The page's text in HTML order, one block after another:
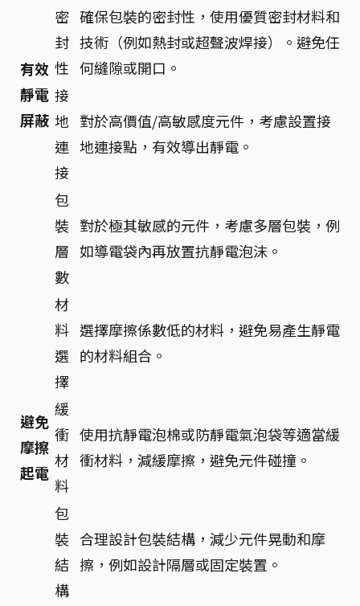
有效
靜電
屏蔽
密
封
性
確保包裝的密封性，使用優質密封材料和
技術（例如熱封或超聲波焊接）。避免任
何縫隙或開口。
接
地
連
接
對於高價值/高敏感度元件，考慮設置接
地連接點，有效導出靜電。
包
裝
層
數
對於極其敏感的元件，考慮多層包裝，例
如導電袋內再放置抗靜電泡沫。
避免
摩擦
起電
材
料
選
擇
選擇摩擦係數低的材料，避免易產生靜電
的材料組合。
緩
衝
材
料
使用抗靜電泡棉或防靜電氣泡袋等適當緩
衝材料，減緩摩擦，避免元件碰撞。
包
裝
結
構
合理設計包裝結構，減少元件晃動和摩
擦，例如設計隔層或固定裝置。